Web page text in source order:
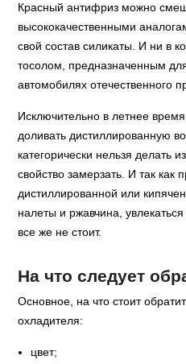
Красный антифриз можно
высококачественными
свой состав силикаты. И ни в
тосолом, предназначенным
автомобилях отечественного
Исключительно в летнее
доливать дистиллированную
категорически нельзя делать
свойство замерзать. И так как
дистиллированной или
налеты и ржавчина,
все же не стоит.
На что следует
Основное, на что стоит
охладителя:
цвет;